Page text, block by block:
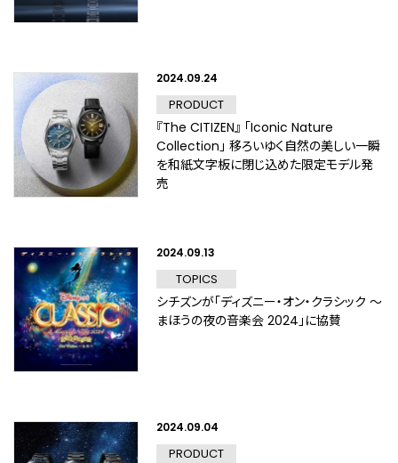
2024.09.24
PRODUCT
『The CITIZEN』 「Iconic Nature
Collection」 移ろいゆく自然の美しい一瞬
を和紙文字板に閉じ込めた限定モデル発
売
2024.09.13
TOPICS
シチズンが「ディズニー・オン・クラシック ～
まほうの夜の音楽会 2024」に協賛
2024.09.04
PRODUCT